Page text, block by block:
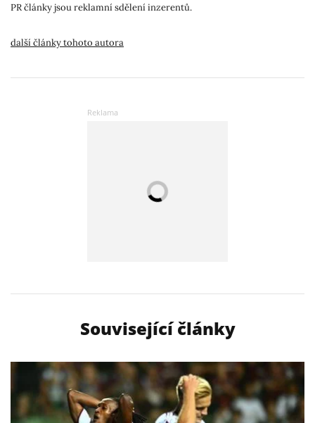
PR články jsou reklamní sdělení inzerentů.
další články tohoto autora
Související články